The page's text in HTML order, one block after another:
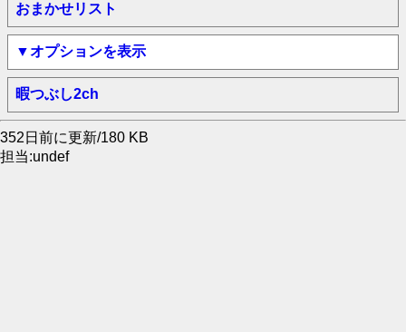
おまかせリスト
▼オプションを表示
暇つぶし2ch
352日前に更新/180 KB
担当:undef